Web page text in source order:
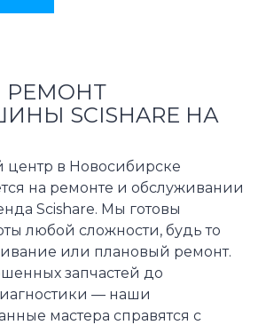
РЕМОНТ
SCISHARE НА
в Новосибирске
на ремонте и обслуживании
Scishare. Мы готовы
любой сложности, будь то
или плановый ремонт.
запчастей до
— наши
мастера справятся с